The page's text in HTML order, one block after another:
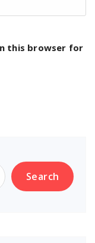
this browser for
Search